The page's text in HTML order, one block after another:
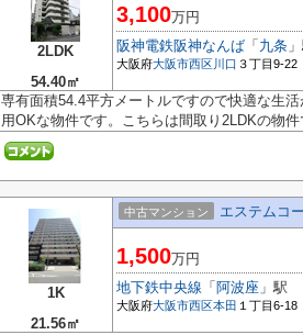
2LDK
54.40㎡
3,100万円
阪神電鉄阪神なんば 「 九条
大阪府大阪市西区 川口 ３丁目9-22
専有面積54.4平方メートルですので快適な生
用OKな物件です。こちらは間取り2LDKの物
1K
21.56㎡
中古マンション エステムコ
1,500万円
地下鉄中央線 「 阿波座 」駅
大阪府大阪市西区本田 １丁目6-18